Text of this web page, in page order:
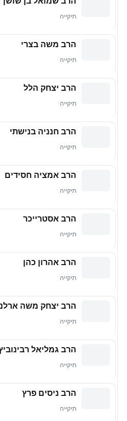
תיקייה
הרב משה בצרי
תיקייה
הרב יצחק הלל
תיקייה
הרב חנניה בנישתי
תיקייה
הרב אמציה חסידים
תיקייה
הרב אסטרייכר
תיקייה
הרב אהרון כהן
תיקייה
הרב יצחק משה ארלנגר
תיקייה
הרב גמליאל רבינוביץ
תיקייה
הרב ניסים פרץ
תיקייה